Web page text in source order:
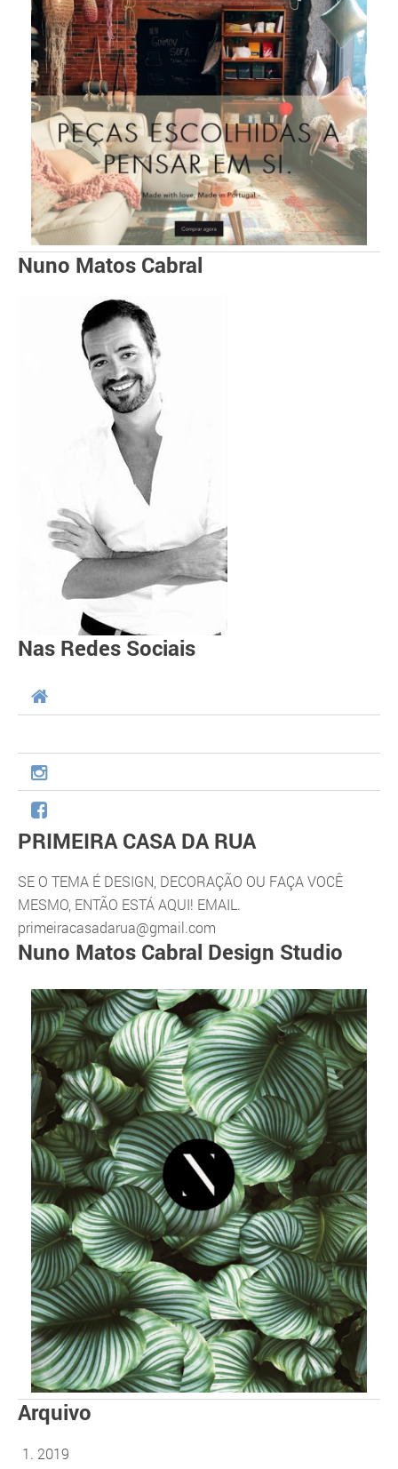
Nuno Matos Cabral
Nas Redes Sociais
PRIMEIRA CASA DA RUA
SE O TEMA É DESIGN, DECORAÇÃO OU FAÇA VOCÊ
MESMO, ENTÃO ESTÁ AQUI! EMAIL.
primeiracasadarua@gmail.com
Nuno Matos Cabral Design Studio
Arquivo
2019